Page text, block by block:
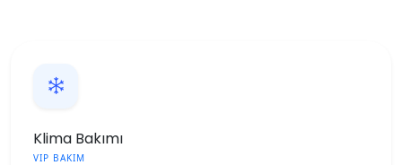
Klima Bakımı
VIP BAKIM